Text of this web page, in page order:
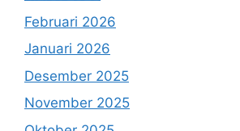
Februari 2026
Januari 2026
Desember 2025
November 2025